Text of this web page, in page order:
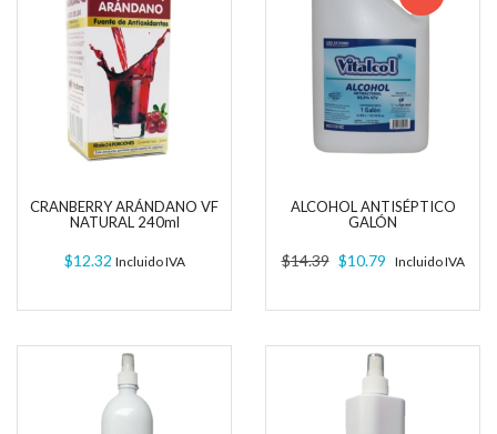
CRANBERRY ARÁNDANO VF
NATURAL 240ml
$12.32 Incluido IVA
ALCOHOL ANTISÉPTICO
GALÓN
$14.39 El precio original era:
$10.79 El precio
Incluido IVA